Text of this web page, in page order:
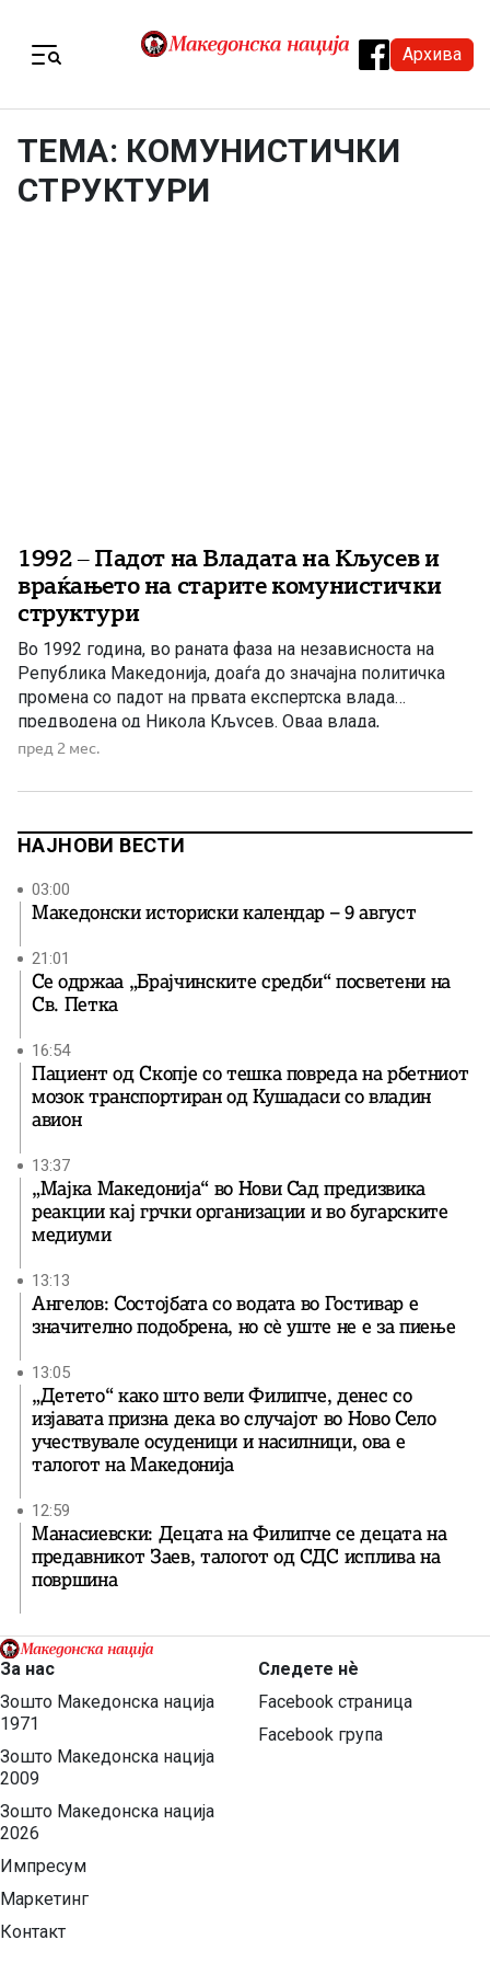
Архива
ТЕМА: КОМУНИСТИЧКИ
СТРУКТУРИ
1992 – Падот на Владата на Кљусев и
враќањето на старите комунистички
структури
Во 1992 година, во раната фаза на независноста на
Република Македонија, доаѓа до значајна политичка
промена со падот на првата експертска влада
предводена од Никола Кљусев. Оваа влада,
формирана во период на распад на Југославија и
во стабилизирањето на државата во нејзините први
пред 2 мес.
НАЈНОВИ ВЕСТИ
03:00
Македонски историски календар – 9 август
21:01
Се одржаа „Брајчинските средби“ посветени на
Св. Петка
16:54
Пациент од Скопје со тешка повреда на рбетниот
мозок транспортиран од Кушадаси со владин
авион
13:37
„Мајка Македонија“ во Нови Сад предизвика
реакции кај грчки организации и во бугарските
медиуми
13:13
Ангелов: Состојбата со водата во Гостивар е
значително подобрена, но сè уште не е за пиење
13:05
„Детето“ како што вели Филипче, денес со
изјавата призна дека во случајот во Ново Село
учествувале осуденици и насилници, ова е
талогот на Македонија
12:59
Манасиевски: Децата на Филипче се децата на
предавникот Заев, талогот од СДС исплива на
површина
За нас
Зошто Македонска нација
1971
Зошто Македонска нација
2009
Зошто Македонска нација
2026
Импресум
Маркетинг
Контакт
Следете нѐ
Facebook страница
Facebook група